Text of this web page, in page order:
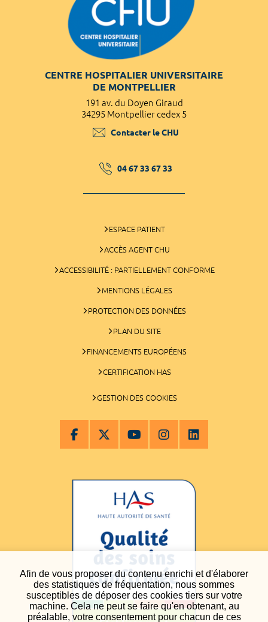
Afin de vous proposer du contenu enrichi et d'élaborer
des statistiques de fréquentation, nous sommes
susceptibles de déposer des cookies tiers sur votre
machine. Cela ne peut se faire qu'en obtenant, au
préalable, votre consentement pour chacun de ces
CENTRE HOSPITALIER UNIVERSITAIRE
DE MONTPELLIER
191 av. du Doyen Giraud
34295 Montpellier cedex 5
Contacter le CHU
04 67 33 67 33
ESPACE PATIENT
ACCÈS AGENT CHU
ACCESSIBILITÉ : PARTIELLEMENT CONFORME
MENTIONS LÉGALES
PROTECTION DES DONNÉES
PLAN DU SITE
FINANCEMENTS EUROPÉENS
CERTIFICATION HAS
GESTION DES COOKIES